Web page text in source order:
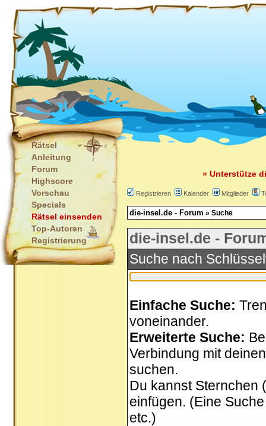
Rätsel
Anleitung
Forum
Highscore
Vorschau
Specials
Rätsel einsenden
Top-Autoren
Registrierung
» Unterstütze
Registrieren Kalender Mitglieder
die-insel.de - Forum » Suche
die-insel.de -
Suche nach
Einfache Suche:
voneinander.
Erweiterte Suche:
Verbindung mit
suchen.
Du kannst Sternchen
einfügen. (Eine
etc.)